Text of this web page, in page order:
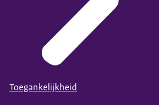
Toegankelijkheid